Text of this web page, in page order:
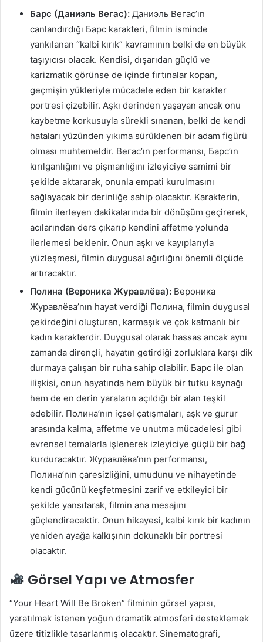
Барс (Даниэль Вегас): Даниэль Вегас’ın
canlandırdığı Барс karakteri, filmin isminde
yankılanan “kalbi kırık” kavramının belki de en büyük
taşıyıcısı olacak. Kendisi, dışarıdan güçlü ve
karizmatik görünse de içinde fırtınalar kopan,
geçmişin yükleriyle mücadele eden bir karakter
portresi çizebilir. Aşkı derinden yaşayan ancak onu
kaybetme korkusuyla sürekli sınanan, belki de kendi
hataları yüzünden yıkıma sürüklenen bir adam figürü
olması muhtemeldir. Вегас’ın performansı, Барс’ın
kırılganlığını ve pişmanlığını izleyiciye samimi bir
şekilde aktararak, onunla empati kurulmasını
sağlayacak bir derinliğe sahip olacaktır. Karakterin,
filmin ilerleyen dakikalarında bir dönüşüm geçirerek,
acılarından ders çıkarıp kendini affetme yolunda
ilerlemesi beklenir. Onun aşkı ve kayıplarıyla
yüzleşmesi, filmin duygusal ağırlığını önemli ölçüde
artıracaktır.
Полина (Вероника Журавлёва): Вероника
Журавлёва’nın hayat verdiği Полина, filmin duygusal
çekirdeğini oluşturan, karmaşık ve çok katmanlı bir
kadın karakterdir. Duygusal olarak hassas ancak aynı
zamanda dirençli, hayatın getirdiği zorluklara karşı dik
durmaya çalışan bir ruha sahip olabilir. Барс ile olan
ilişkisi, onun hayatında hem büyük bir tutku kaynağı
hem de en derin yaraların açıldığı bir alan teşkil
edebilir. Полина’nın içsel çatışmaları, aşk ve gurur
arasında kalma, affetme ve unutma mücadelesi gibi
evrensel temalarla işlenerek izleyiciye güçlü bir bağ
kurduracaktır. Журавлёва’nın performansı,
Полина’nın çaresizliğini, umudunu ve nihayetinde
kendi gücünü keşfetmesini zarif ve etkileyici bir
şekilde yansıtarak, filmin ana mesajını
güçlendirecektir. Onun hikayesi, kalbi kırık bir kadının
yeniden ayağa kalkışının dokunaklı bir portresi
olacaktır.
Görsel Yapı ve Atmosfer
“Your Heart Will Be Broken” filminin görsel yapısı,
yaratılmak istenen yoğun dramatik atmosferi desteklemek
üzere titizlikle tasarlanmış olacaktır. Sinematografi,